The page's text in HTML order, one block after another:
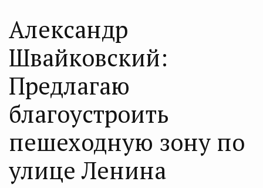
Александр
Швайковский:
Предлагаю
благоустроить
пешеходную зону по
улице Ленина